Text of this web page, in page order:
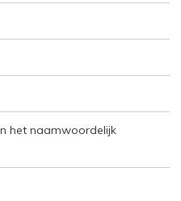
het naamwoordelijk